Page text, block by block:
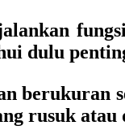
dulu
rusuk atau